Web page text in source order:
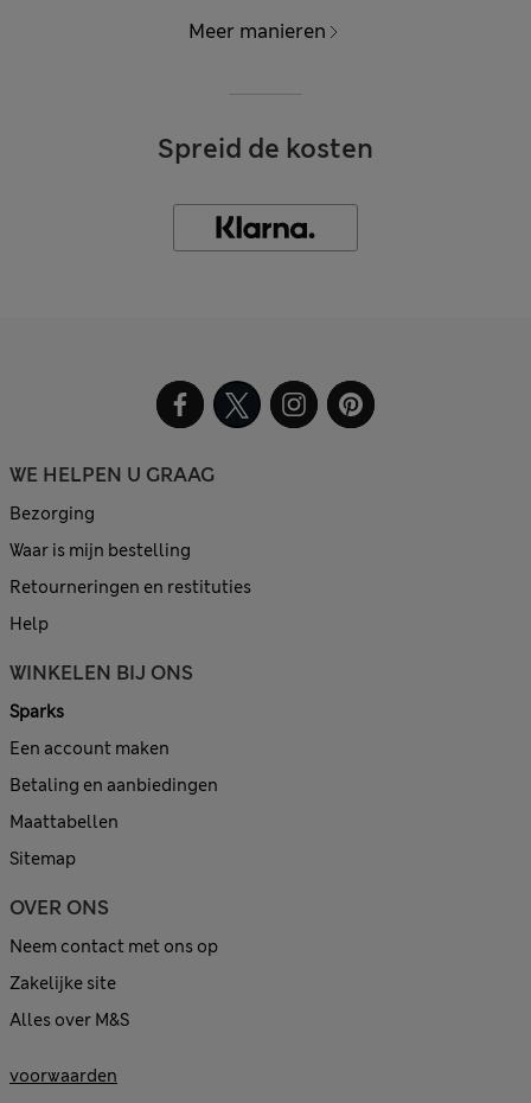
Meer manieren
Spreid de kosten
WE HELPEN U GRAAG
Bezorging
Waar is mijn bestelling
Retourneringen en restituties
Help
WINKELEN BIJ ONS
Sparks
Een account maken
Betaling en aanbiedingen
Maattabellen
Sitemap
OVER ONS
Neem contact met ons op
Zakelijke site
Alles over M&S
voorwaarden